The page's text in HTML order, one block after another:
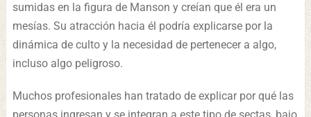
sumidas en la figura de Manson y creían que él era un
mesías. Su atracción hacia él podría explicarse por la
dinámica de culto y la necesidad de pertenecer a algo,
incluso algo peligroso.
Muchos profesionales han tratado de explicar por qué las